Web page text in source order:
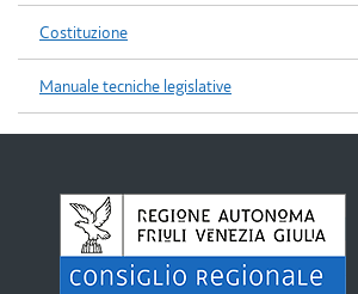
Costituzione
Manuale tecniche legislative